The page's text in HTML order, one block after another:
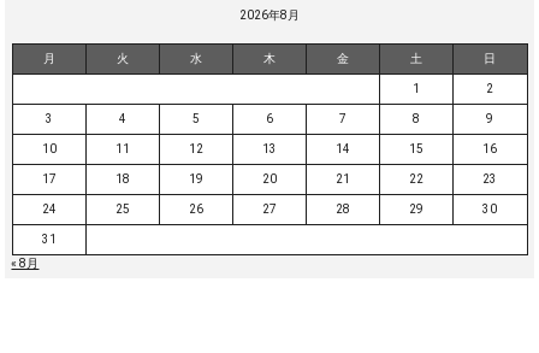
2026年8月
月 火 水 木 金 土 日
1 2
3 4 5 6 7 8 9
10 11 12 13 14 15 16
17 18 19 20 21 22 23
24 25 26 27 28 29 30
31
« 8月